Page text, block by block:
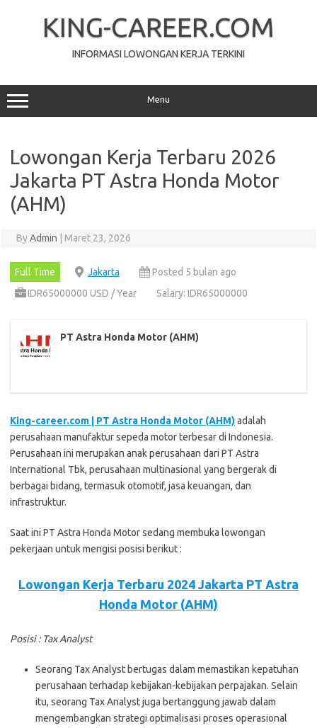
KING-CAREER.COM
INFORMASI LOWONGAN KERJA TERKINI
Menu
Lowongan Kerja Terbaru 2026
Jakarta PT Astra Honda Motor
(AHM)
ByAdmin Maret 23, 2026
Full Time Jakarta
Posted 5 bulan ago
IDR65000000 USD / Year
Salary: IDR65000000
PT Astra Honda Motor (AHM)
King-career.com | PT Astra Honda Motor (AHM)adalah
perusahaan manufaktur sepeda motor terbesar di Indonesia.
Perusahaan ini merupakan anak perusahaan dari PT Astra
International Tbk, perusahaan multinasional yang bergerak di
berbagai bidang, termasuk otomotif, jasa keuangan, dan
infrastruktur.
Saat ini PT Astra Honda Motor sedang membuka lowongan
pekerjaan untuk mengisi posisi berikut :
Lowongan Kerja Terbaru 2024 Jakarta PT Astra
Honda Motor (AHM)
Posisi : Tax Analyst
Seorang Tax Analyst bertugas dalam memastikan kepatuhan
perusahaan terhadap kebijakan-kebijakan perpajakan. Selain
itu, seorang Tax Analyst juga bertanggung jawab dalam
mengembangkan strategi optimalisasi proses operasional